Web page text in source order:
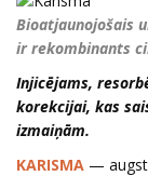
Bioatjaunojošais
ir rekombinants
Injicējams,
korekcijai, kas
izmaiņām.
KARISMA —